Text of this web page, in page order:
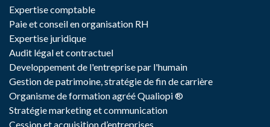
Expertise comptable
Paie et conseil en organisation RH
Expertise juridique
Audit légal et contractuel
Developpement de l'entreprise par l'humain
Gestion de patrimoine, stratégie de fin de carrière
Organisme de formation agréé Qualiopi ®
Stratégie marketing et communication
Cession et acquisition d’entreprises